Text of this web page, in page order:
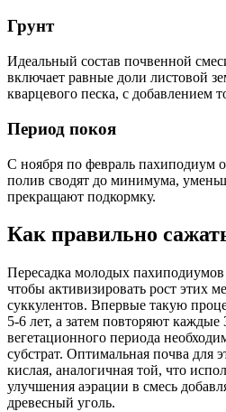
Грунт
Идеальный состав почвенной
включает равные доли листовой
кварцевого песка, с добавлением
Период покоя
С ноября по февраль пахиподиум
полив сводят до минимума,
прекращают подкормку.
Как правильно
Пересадка молодых
чтобы активизировать рост этих
суккулентов. Впервые такую
5-6 лет, а затем повторяют
вегетационного периода
субстрат. Оптимальная почва для
кислая, аналогичная той, что
улучшения аэрации в смесь
древесный уголь.